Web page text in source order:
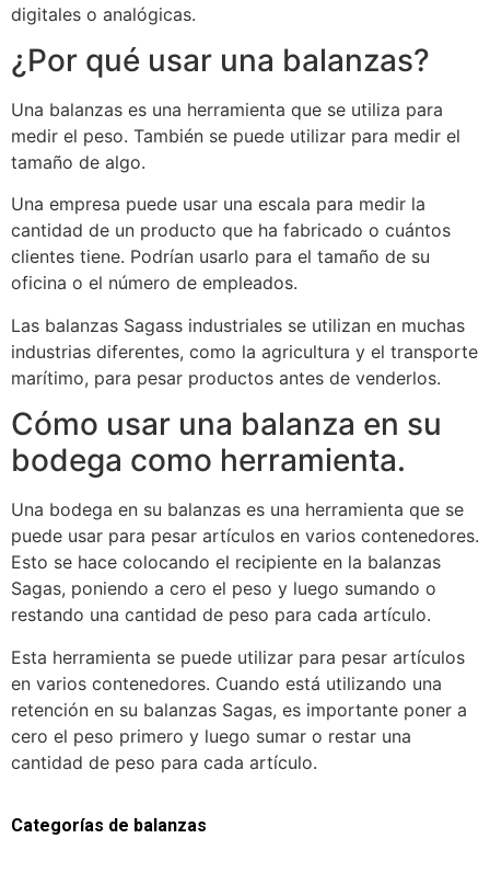
digitales o analógicas.
¿Por qué usar una balanzas?
Una balanzas es una herramienta que se utiliza para
medir el peso. También se puede utilizar para medir el
tamaño de algo.
Una empresa puede usar una escala para medir la
cantidad de un producto que ha fabricado o cuántos
clientes tiene. Podrían usarlo para el tamaño de su
oficina o el número de empleados.
Las balanzas Sagass industriales se utilizan en muchas
industrias diferentes, como la agricultura y el transporte
marítimo, para pesar productos antes de venderlos.
Cómo usar una balanza en su
bodega como herramienta.
Una bodega en su balanzas es una herramienta que se
puede usar para pesar artículos en varios contenedores.
Esto se hace colocando el recipiente en la balanzas
Sagas, poniendo a cero el peso y luego sumando o
restando una cantidad de peso para cada artículo.
Esta herramienta se puede utilizar para pesar artículos
en varios contenedores. Cuando está utilizando una
retención en su balanzas Sagas, es importante poner a
cero el peso primero y luego sumar o restar una
cantidad de peso para cada artículo.
Categorías de balanzas